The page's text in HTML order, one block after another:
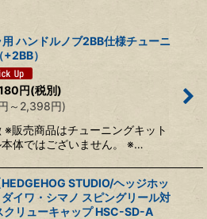
絞り込む
ハンドルノブ2BB仕様チューニ
）
円(税別)
～2,398円)
販売商品はチューニングキット
体ではございません。 ※…
HEDGEHOG STUDIO/ヘッジホッ
イワ・シマノ スピングリール対
クリューキャップ HSC-SD-A